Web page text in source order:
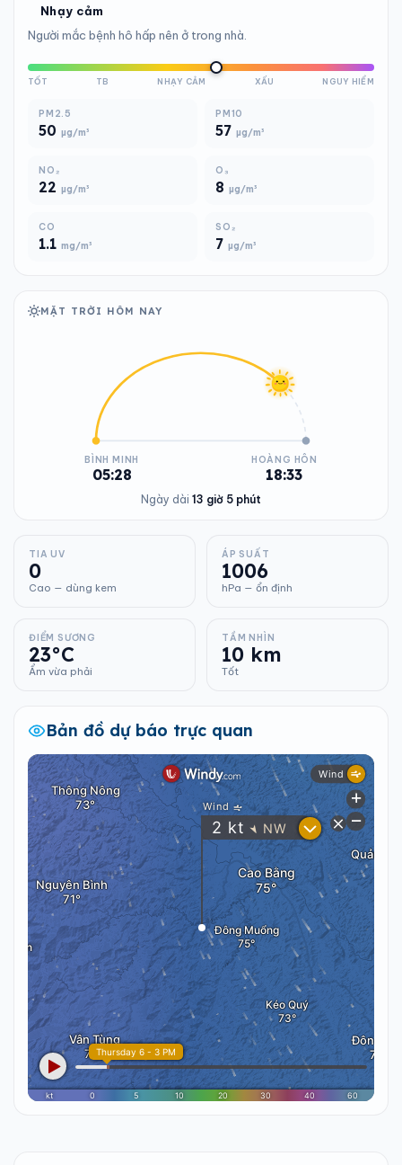
Nhạy cảm
Người mắc bệnh hô hấp nên ở trong nhà.
TỐT TB NHẠY CẢM XẤU NGUY HIỂM
PM2.5
50 µg/m³
PM10
57 µg/m³
NO₂
22 µg/m³
O₃
8 µg/m³
CO
1.1 mg/m³
SO₂
7 µg/m³
MẶT TRỜI HÔM NAY
BÌNH MINH
05:28
HOÀNG HÔN
18:33
Ngày dài 13 giờ 5 phút
TIA UV
0
Cao — dùng kem
ÁP SUẤT
1006
hPa — ổn định
ĐIỂM SƯƠNG
23°C
Ẩm vừa phải
TẦM NHÌN
10 km
Tốt
Bản đồ dự báo trực quan